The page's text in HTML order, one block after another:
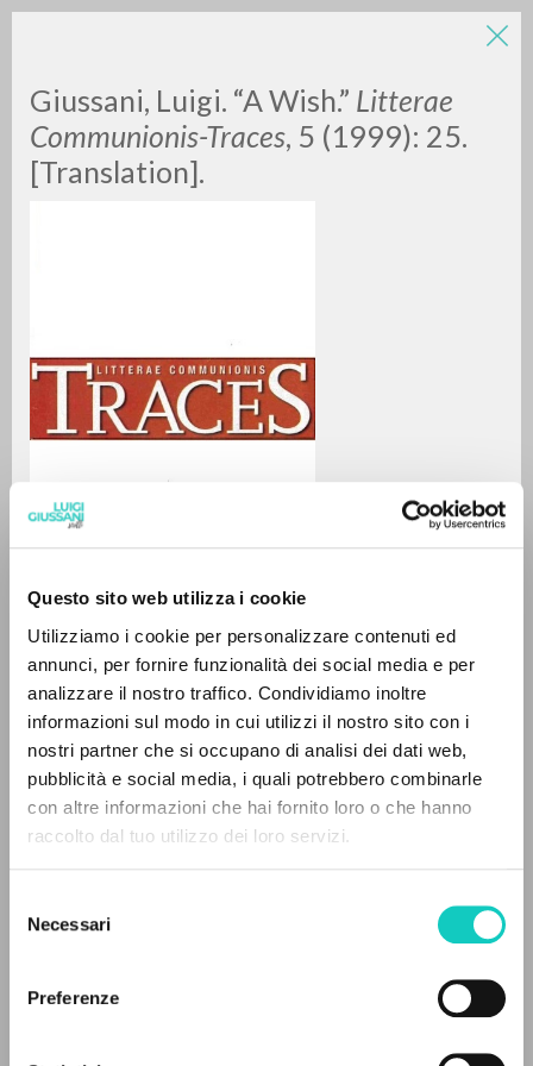
Questo sito web utilizza i cookie
Utilizziamo i cookie per personalizzare contenuti ed
annunci, per fornire funzionalità dei social media e per
analizzare il nostro traffico. Condividiamo inoltre
informazioni sul modo in cui utilizzi il nostro sito con i
nostri partner che si occupano di analisi dei dati web,
pubblicità e social media, i quali potrebbero combinarle
con altre informazioni che hai fornito loro o che hanno
raccolto dal tuo utilizzo dei loro servizi.
delNecessari
Preferenze
Giussani, Luigi. “A Wish.” Litterae
Communionis-Traces, 5 (1999): 25.
[Translation].
Giussani Luigi Author
English
Litterae Communionis-Traces
1999
Pages: 1
11/07/2022
LUIGI
GIUSSANI
0RESULTS FOUND
MORE RESULTS